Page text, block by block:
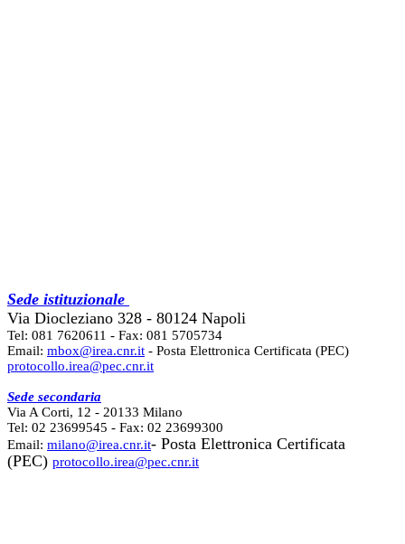
Sede istituzionale
Via Diocleziano 328 - 80124 Napoli
Tel: 081 7620611 - Fax: 081 5705734
Email: mbox@irea.cnr.it - Posta Elettronica Certificata (PEC)
protocollo.irea@pec.cnr.it
Sede secondaria
Via A Corti, 12 - 20133 Milano
Tel: 02 23699545 - Fax: 02 23699300
Email: milano@irea.cnr.it- Posta Elettronica Certificata
(PEC) protocollo.irea@pec.cnr.it